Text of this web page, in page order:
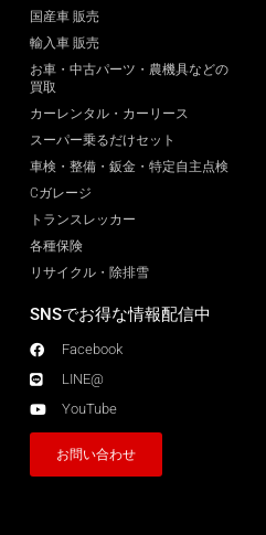
国産車 販売
輸入車 販売
お車・中古パーツ・農機具などの
買取
カーレンタル・カーリース
スーパー乗るだけセット
車検・整備・鈑金・特定自主点検
Cガレージ
トランスレッカー
各種保険
リサイクル・除排雪
SNSでお得な情報配信中
Facebook
LINE@
YouTube
お問い合わせ